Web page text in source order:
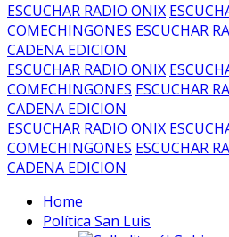
ESCUCHAR RADIO ONIX
COMECHINGONES ESCUCHAR
CADENA EDICION
ESCUCHAR RADIO ONIX
COMECHINGONES ESCUCHAR
CADENA EDICION
ESCUCHAR RADIO ONIX
COMECHINGONES ESCUCHAR
CADENA EDICION
Home
Política San Luis